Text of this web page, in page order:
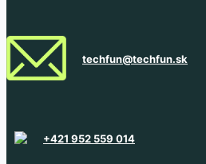
techfun@techfun.sk
+421 952 559 014